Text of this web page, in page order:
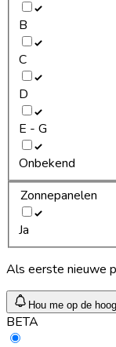
B
C
D
E - G
Onbekend
Zonnepanelen
Ja
Als eerste nieuwe
Hou me op de
BETA